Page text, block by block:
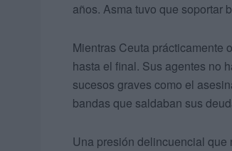
años. Asma tuvo que soportar
Mientras Ceuta prácticamente
hasta el final. Sus agentes no
sucesos graves como el
bandas que saldaban sus
Una presión delincuencial